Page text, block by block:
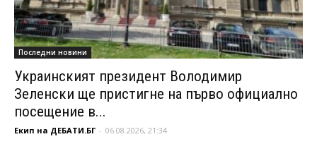
Последни новини
Украинският президент Володимир
Зеленски ще пристигне на първо официално
посещение в...
Екип на ДЕБАТИ.БГ - 06.08.2026, 21:34